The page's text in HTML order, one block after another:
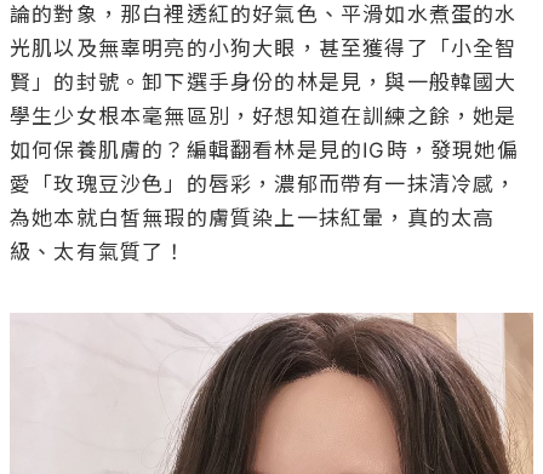
論的對象，那白裡透紅的好氣色、平滑如水煮蛋的水
光肌以及無辜明亮的小狗大眼，甚至獲得了「小全智
賢」的封號。卸下選手身份的林是見，與一般韓國大
學生少女根本毫無區別，好想知道在訓練之餘，她是
如何保養肌膚的？編輯翻看林是見的IG時，發現她偏
愛「玫瑰豆沙色」的唇彩，濃郁而帶有一抹清冷感，
為她本就白皙無瑕的膚質染上一抹紅暈，真的太高
級、太有氣質了！